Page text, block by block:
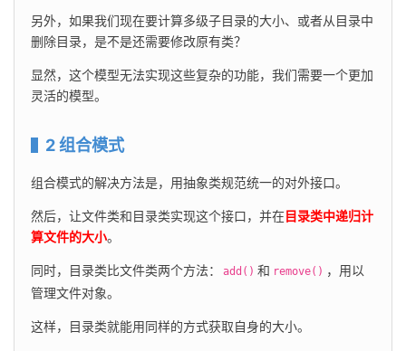
另外，如果我们现在要计算多级子目录的大小、或者从目录中
删除目录，是不是还需要修改原有类？
显然，这个模型无法实现这些复杂的功能，我们需要一个更加
灵活的模型。
2 组合模式
组合模式的解决方法是，用抽象类规范统一的对外接口。
然后，让文件类和目录类实现这个接口，并在目录类中递归计
算文件的大小。
同时，目录类比文件类两个方法： add() 和 remove() ，用以
管理文件对象。
这样，目录类就能用同样的方式获取自身的大小。